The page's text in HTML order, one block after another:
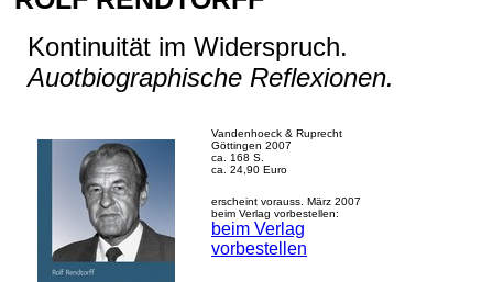
Kontinuität im Widerspruch.
Auotbiographische Reflexionen.
Vandenhoeck & Ruprecht
Göttingen 2007
ca. 168 S.
ca. 24,90 Euro
erscheint vorauss. März 2007
beim Verlag vorbestellen:
beim Verlag
vorbestellen